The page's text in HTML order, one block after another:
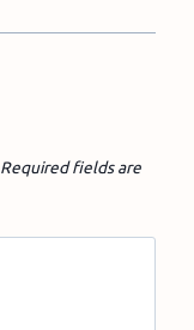
Required fields are